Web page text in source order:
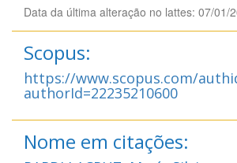
Data da última alteração no lattes: 07/01/
Scopus:
https://www.scopus.com/
authorId=22235210600
Nome em citações: